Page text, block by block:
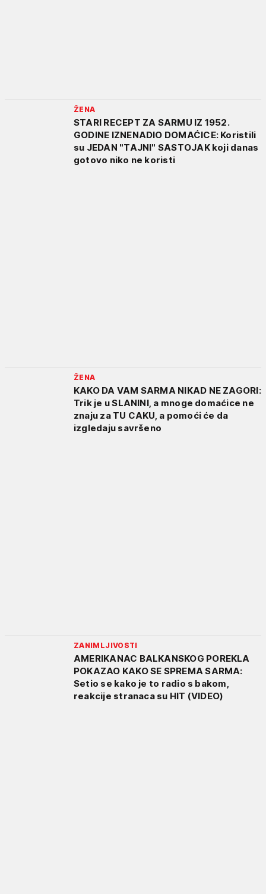
ŽENA
STARI RECEPT ZA SARMU IZ 1952.
GODINE IZNENADIO DOMAĆICE: Koristili
su JEDAN "TAJNI" SASTOJAK koji danas
gotovo niko ne koristi
ŽENA
KAKO DA VAM SARMA NIKAD NE ZAGORI:
Trik je u SLANINI, a mnoge domaćice ne
znaju za TU CAKU, a pomoći će da
izgledaju savršeno
ZANIMLJIVOSTI
AMERIKANAC BALKANSKOG POREKLA
POKAZAO KAKO SE SPREMA SARMA:
Setio se kako je to radio s bakom,
reakcije stranaca su HIT (VIDEO)